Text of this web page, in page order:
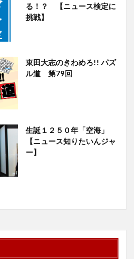
る！？ 【ニュース検定に
挑戦】
東田大志のきわめろ!! パズ
ル道 第79回
生誕１２５０年「空海」
【ニュース知りたいんジャ
ー】